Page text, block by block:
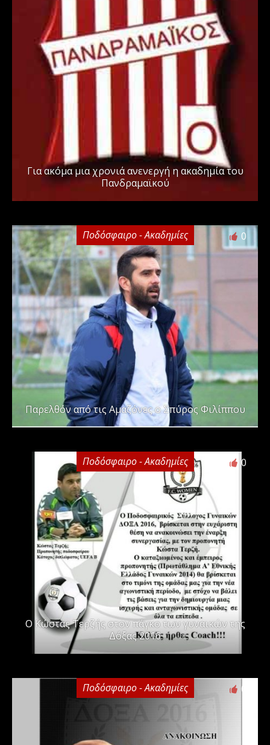
Για ακόμα μια χρονιά ανενεργή η ακαδημία του
Πανδραμαϊκού
Ποδόσφαιρο - Ακαδημίες 0
Παρελθόν από τις Αμαζόνες ο Σπύρος Φιλίππου
Ποδόσφαιρο - Ακαδημίες 0
Ο Κώστας Τερζής στον πάγκο των γυναικών της
Δόξας 2016
Ποδόσφαιρο - Ακαδημίες 0